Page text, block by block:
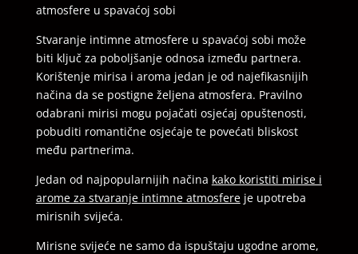
atmosfere u spavaćoj sobi
Stvaranje intimne atmosfere u spavaćoj sobi može
biti ključ za poboljšanje odnosa između partnera.
Korištenje mirisa i aroma jedan je od najefikasnijih
načina da se postigne željena atmosfera. Pravilno
odabrani mirisi mogu pojačati osjećaj opuštenosti,
pobuditi romantične osjećaje te povećati bliskost
među partnerima.
Jedan od najpopularnijih načina kako koristiti mirise i
arome za stvaranje intimne atmosfereje upotreba
mirisnih svijeća.
Mirisne svijeće ne samo da ispuštaju ugodne arome,